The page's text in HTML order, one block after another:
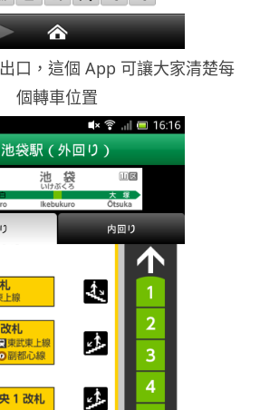
口，這個 App 可讓大家清楚每
個轉車位置